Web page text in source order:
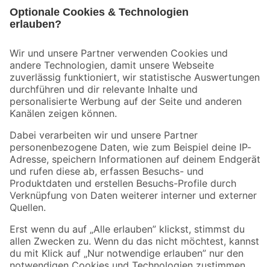
Der toom Newsletter: Keine Angebote und Aktionen mehr verpassen!
Zur Newsletter Anmeldung
Folge uns
Zahlungsarten Versandarten
Sicher einkaufen
Jetzt die toom-App herunterladen